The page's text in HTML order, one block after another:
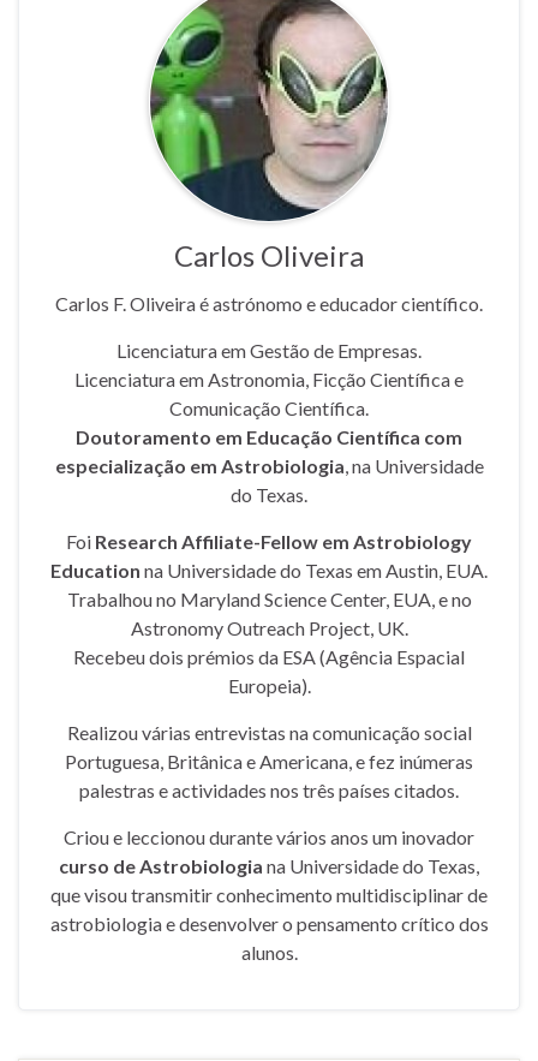
Carlos Oliveira
Carlos F. Oliveira é astrónomo e educador científico.
Licenciatura em Gestão de Empresas.
Licenciatura em Astronomia, Ficção Científica e
Comunicação Científica.
Doutoramento em Educação Científica com
especialização em Astrobiologia, na Universidade
do Texas.
Foi Research Affiliate-Fellow em Astrobiology
Education na Universidade do Texas em Austin, EUA.
Trabalhou no Maryland Science Center, EUA, e no
Astronomy Outreach Project, UK.
Recebeu dois prémios da ESA (Agência Espacial
Europeia).
Realizou várias entrevistas na comunicação social
Portuguesa, Britânica e Americana, e fez inúmeras
palestras e actividades nos três países citados.
Criou e leccionou durante vários anos um inovador
curso de Astrobiologia na Universidade do Texas,
que visou transmitir conhecimento multidisciplinar de
astrobiologia e desenvolver o pensamento crítico dos
alunos.